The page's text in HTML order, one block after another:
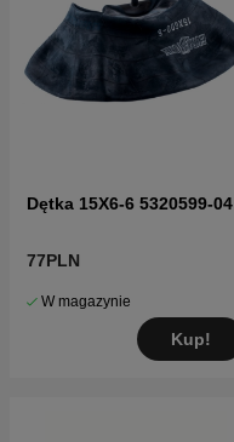
Dętka 15X6-6 5320599-04
77PLN
W magazynie
Kup!